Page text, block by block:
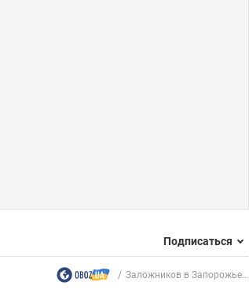
Подписаться
Заложников в Запорожье...